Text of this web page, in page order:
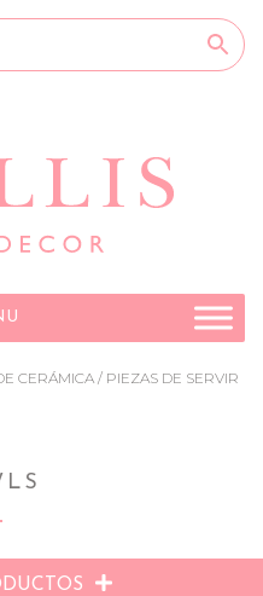
contenido
CERÁMICA / PIEZAS DE SERVIR